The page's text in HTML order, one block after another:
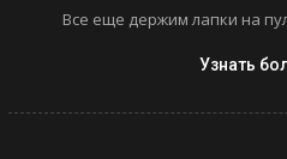
Все еще держим лапки на
Узнать